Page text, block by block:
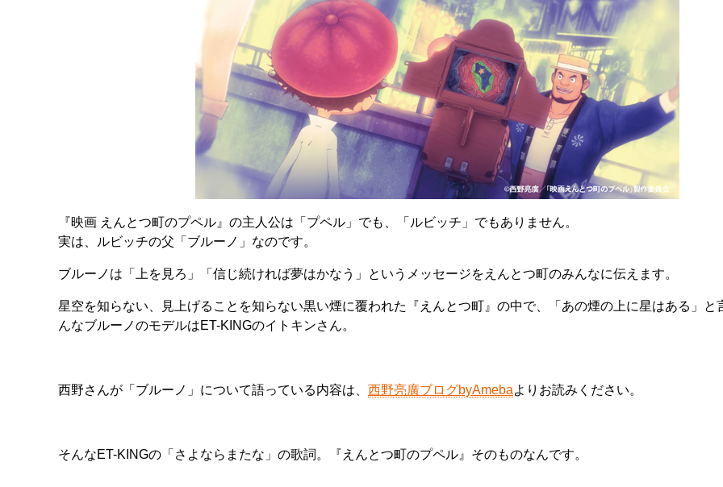
『映画 えんとつ町のプペル』の主人公は「プペル」でも、「ルビッチ」でもありません。
実は、ルビッチの父「ブルーノ」なのです。
ブルーノは「上を見ろ」「信じ続ければ夢はかなう」というメッセージをえんとつ町のみんなに伝えます。
星空を知らない、見上げることを知らない黒い煙に覆われた『えんとつ町』の中で、「あの煙の上に星はある」と
んなブルーノのモデルはET-KINGのイトキンさん。
西野さんが「ブルーノ」について語っている内容は、 西野亮廣ブログbyAmebaよりお読みください。
そんなET-KINGの「さよならまたな」の歌詞。『えんとつ町のプペル』そのものなんです。